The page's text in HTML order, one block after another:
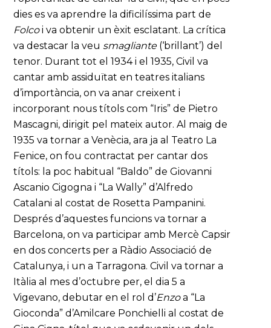
dies es va aprendre la dificilíssima part de
Folcoi va obtenir un èxit esclatant. La crítica
va destacar la veu smagliante(‘brillant’) del
tenor. Durant tot el 1934 i el 1935, Civil va
cantar amb assiduïtat en teatres italians
d’importància, on va anar creixent i
incorporant nous títols com “Iris” de Pietro
Mascagni, dirigit pel mateix autor. Al maig de
1935 va tornar a Venècia, ara ja al Teatro La
Fenice, on fou contractat per cantar dos
títols: la poc habitual “Baldo” de Giovanni
Ascanio Cigogna i “La Wally” d’Alfredo
Catalani al costat de Rosetta Pampanini.
Després d’aquestes funcions va tornar a
Barcelona, on va participar amb Mercè Capsir
en dos concerts per a Ràdio Associació de
Catalunya, i un a Tarragona. Civil va tornar a
Itàlia al mes d’octubre per, el dia 5 a
Vigevano, debutar en el rol d’Enzoa “La
Gioconda” d’Amilcare Ponchielli al costat de